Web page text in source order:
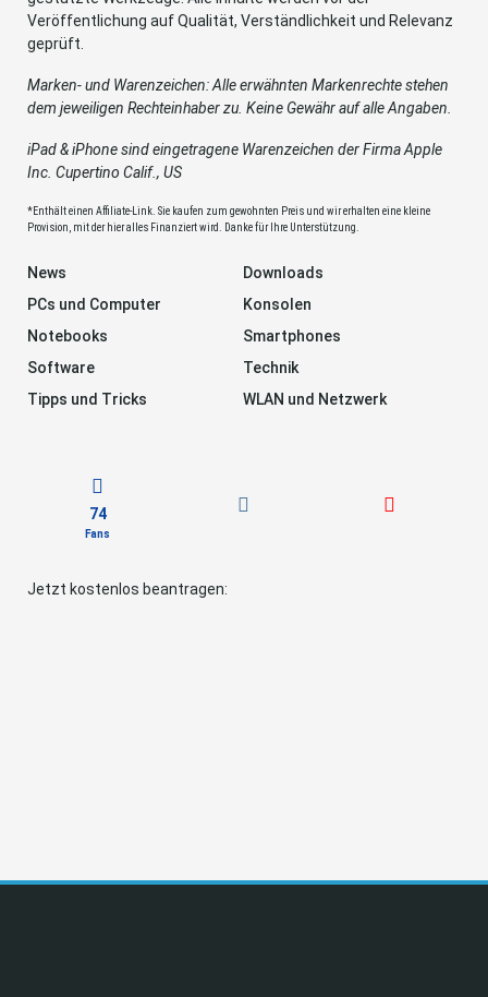
Veröffentlichung auf Qualität, Verständlichkeit und Relevanz
geprüft.
Marken- und Warenzeichen: Alle erwähnten Markenrechte stehen
dem jeweiligen Rechteinhaber zu. Keine Gewähr auf alle Angaben.
iPad & iPhone sind eingetragene Warenzeichen der Firma Apple
Inc. Cupertino Calif., US
*Enthält einen Affiliate-Link. Sie kaufen zum gewohnten Preis und wir erhalten eine kleine
Provision, mit der hier alles Finanziert wird. Danke für Ihre Unterstützung.
News
Downloads
PCs und Computer
Konsolen
Notebooks
Smartphones
Software
Technik
Tipps und Tricks
WLAN und Netzwerk
74
Fans
Jetzt kostenlos beantragen: